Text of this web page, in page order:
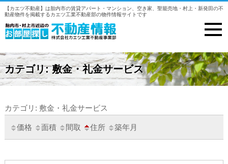
【カエツ不動産】は胎内市の賃貸アパート・マンション、空き家、聖籠売地・村上・新発田の不
動産物件を掲載するカエツ工業不動産部の物件情報サイトです
カテゴリ: 敷金・礼金サービス
カテゴリ: 敷金・礼金サービス
価格 面積 間取 住所 築年月